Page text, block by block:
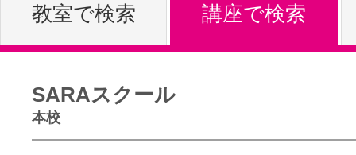
やりたいこ
教室で検索 講座で検索
SARAスクール
本校